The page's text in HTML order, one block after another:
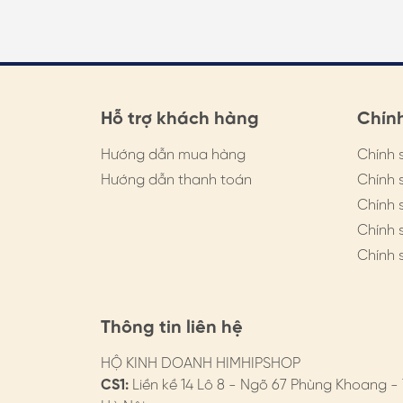
Website: https://himhipshop.vn/
Sho-pee: https://shope.ee/6A7T4PHxqs
Hỗ trợ khách hàng
Hướng dẫn mua hàng
Hướng dẫn thanh toán
Chính
Chính
Chính
Chính
Chính
Thông tin liên hệ
HỘ KINH DOANH HIMHIPSHOP
CS1: Liền kề 14 Lô 8 - Ngõ 67 Phùng Khoang